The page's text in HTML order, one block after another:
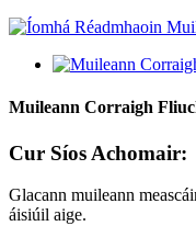
Muileann Corraigh
Cur Síos Achomair:
Glacann muileann
áisiúil aige.